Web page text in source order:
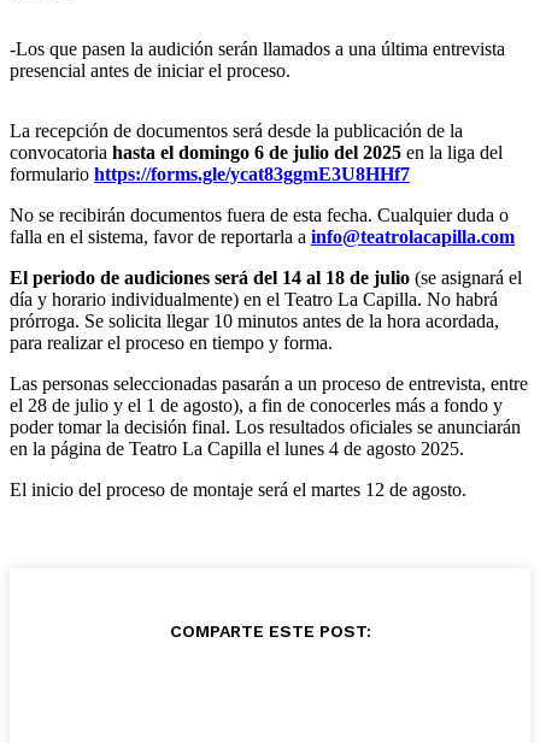
-Los que pasen la audición serán llamados a una última entrevista
presencial antes de iniciar el proceso.
La recepción de documentos será desde la publicación de la
convocatoria hasta el domingo 6 de julio del 2025 en la liga del
formulario https://forms.gle/ycat83ggmE3U8HHf7
No se recibirán documentos fuera de esta fecha. Cualquier duda o
falla en el sistema, favor de reportarla a info@teatrolacapilla.com
El periodo de audiciones será del 14 al 18 de julio (se asignará el
día y horario individualmente) en el Teatro La Capilla. No habrá
prórroga. Se solicita llegar 10 minutos antes de la hora acordada,
para realizar el proceso en tiempo y forma.
Las personas seleccionadas pasarán a un proceso de entrevista, entre
el 28 de julio y el 1 de agosto), a fin de conocerles más a fondo y
poder tomar la decisión final. Los resultados oficiales se anunciarán
en la página de Teatro La Capilla el lunes 4 de agosto 2025.
El inicio del proceso de montaje será el martes 12 de agosto.
COMPARTE ESTE POST: